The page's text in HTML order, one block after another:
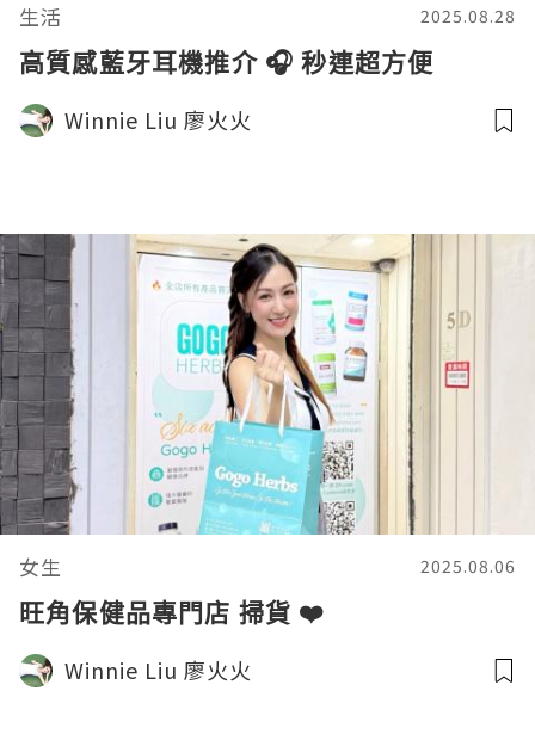
生活 2025.08.28
高質感藍牙耳機推介 🎧 秒連超方便
Winnie Liu 廖火火
女生 2025.08.06
旺角保健品專門店 掃貨 ❤️
Winnie Liu 廖火火